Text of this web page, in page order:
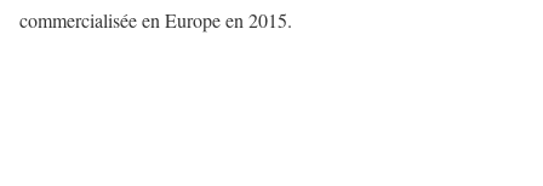
commercialisée en Europe en 2015.